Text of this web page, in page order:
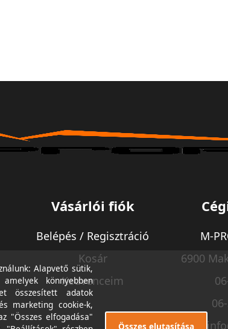
Vásárlói fiók
Belépés / Regisztráció
Kosár
Kedvenceim
M-
6900
Alapvető sütik,
könnyebben
összesített adatok
marketing cookie-k,
"Összes elfogadása"
Összes elutasítása